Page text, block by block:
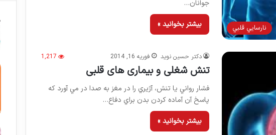
نارسايي قلبي
جوانان…
بیشتر بخوانید »
دکتر حسین نوید فوریه 16, 2014 1,217
تنش شغلی و بیماری های قلبی
فشار رواني يا تنش، آژيري را در مغز به صدا در مي آورد كه
پاسخ آن آماده كردن بدن براي دفاع…
بیشتر بخوانید »